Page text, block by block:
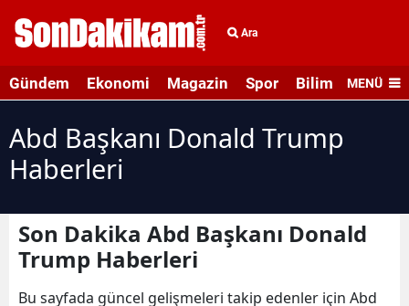
Ara
Gündem Ekonomi Magazin Spor Bilim veMENÜ
Abd Başkanı Donald Trump
Haberleri
Son Dakika Abd Başkanı Donald
Trump Haberleri
Bu sayfada güncel gelişmeleri takip edenler için Abd